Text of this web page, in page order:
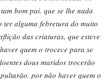
bom pai. que se lhe nada
ter alguma febretura do muito
das criaturas, que esteve
quem o trocece para se
dous maridos trocerão
por não haver quem o